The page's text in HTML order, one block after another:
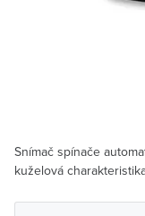
Snímač spínače
kuželová